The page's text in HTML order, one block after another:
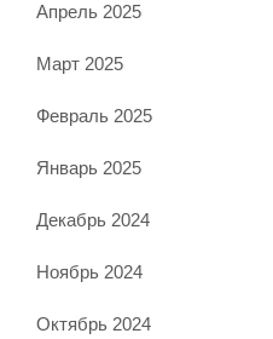
Апрель 2025
Март 2025
Февраль 2025
Январь 2025
Декабрь 2024
Ноябрь 2024
Октябрь 2024